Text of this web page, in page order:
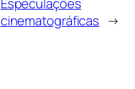
cinematográficas →